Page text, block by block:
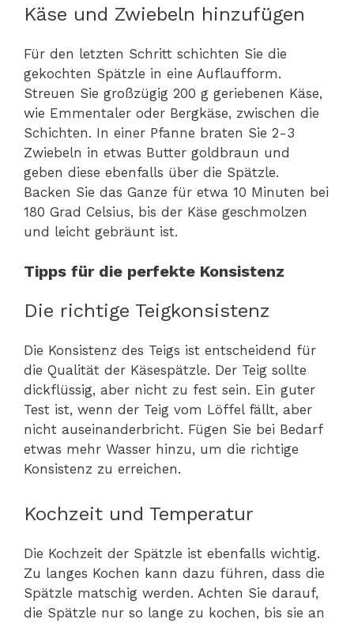
Käse und Zwiebeln hinzufügen
Für den letzten Schritt schichten Sie die
gekochten Spätzle in eine Auflaufform.
Streuen Sie großzügig 200 g geriebenen Käse,
wie Emmentaler oder Bergkäse, zwischen die
Schichten. In einer Pfanne braten Sie 2-3
Zwiebeln in etwas Butter goldbraun und
geben diese ebenfalls über die Spätzle.
Backen Sie das Ganze für etwa 10 Minuten bei
180 Grad Celsius, bis der Käse geschmolzen
und leicht gebräunt ist.
Tipps für die perfekte Konsistenz
Die richtige Teigkonsistenz
Die Konsistenz des Teigs ist entscheidend für
die Qualität der Käsespätzle. Der Teig sollte
dickflüssig, aber nicht zu fest sein. Ein guter
Test ist, wenn der Teig vom Löffel fällt, aber
nicht auseinanderbricht. Fügen Sie bei Bedarf
etwas mehr Wasser hinzu, um die richtige
Konsistenz zu erreichen.
Kochzeit und Temperatur
Die Kochzeit der Spätzle ist ebenfalls wichtig.
Zu langes Kochen kann dazu führen, dass die
Spätzle matschig werden. Achten Sie darauf,
die Spätzle nur so lange zu kochen, bis sie an